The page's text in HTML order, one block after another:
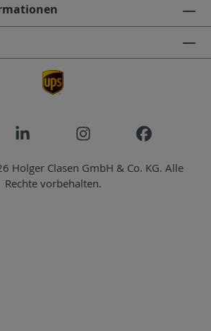
Holger Clasen GmbH & Co. KG. Alle
Rechte vorbehalten.